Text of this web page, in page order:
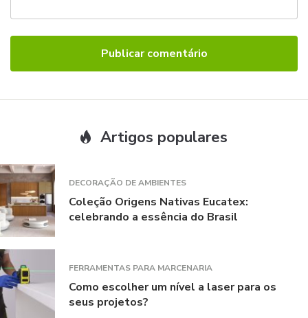
Artigos populares
DECORAÇÃO DE AMBIENTES
Coleção Origens Nativas Eucatex:
celebrando a essência do Brasil
FERRAMENTAS PARA MARCENARIA
Como escolher um nível a laser para os
seus projetos?